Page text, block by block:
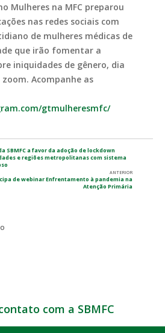
Mulheres na MFC preparou
nas redes sociais com
de mulheres médicas de
que irão fomentar a
iniquidades de gênero, dia
zoom. Acompanhe as
gtmulheresmfc/
SBMFC a favor da adoção de lockdown
e regiões metropolitanas com sistema
ANTERIOR
de webinar Enfrentamento à pandemia na
Atenção Primária
com a SBMFC